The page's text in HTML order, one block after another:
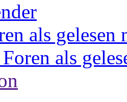
als gelesen
als